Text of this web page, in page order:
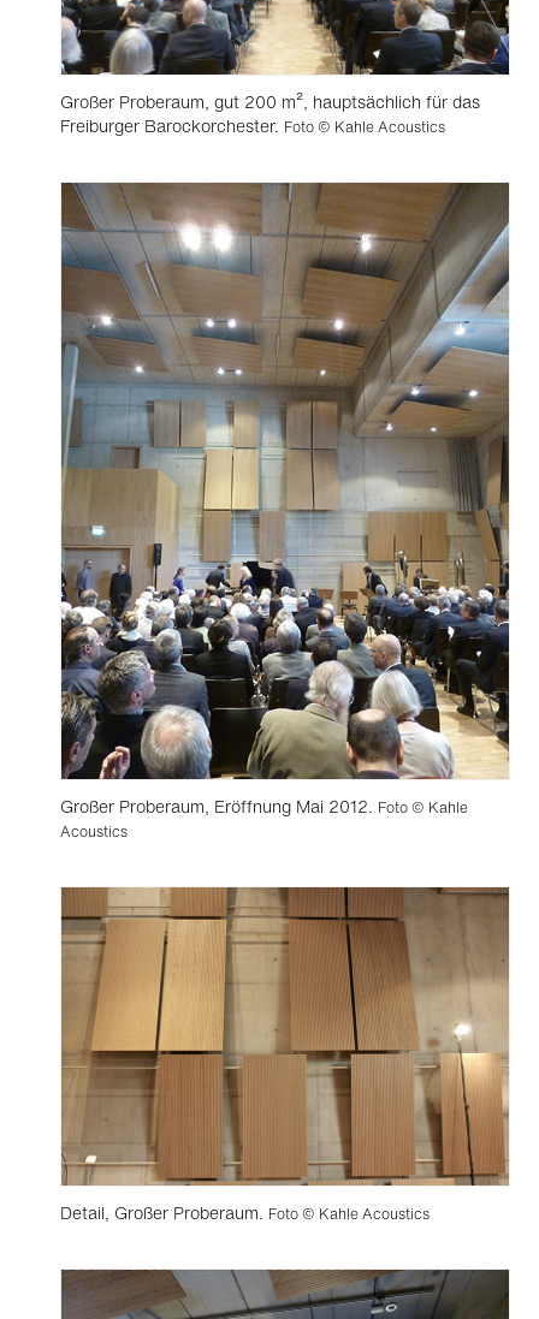
Großer Proberaum, gut 200 m², hauptsächlich für das
Freiburger Barockorchester. Foto © Kahle Acoustics
Großer Proberaum, Eröffnung Mai 2012. Foto © Kahle
Acoustics
Detail, Großer Proberaum. Foto © Kahle Acoustics